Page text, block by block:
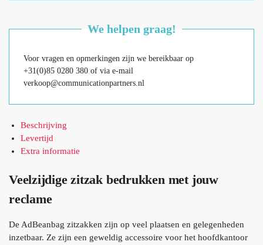
We helpen graag!
Voor vragen en opmerkingen zijn we bereikbaar op
+31(0)85 0280 380 of via e-mail
verkoop@communicationpartners.nl
Beschrijving
Levertijd
Extra informatie
Veelzijdige zitzak bedrukken met jouw
reclame
De AdBeanbag zitzakken zijn op veel plaatsen en gelegenheden
inzetbaar. Ze zijn een geweldig accessoire voor het hoofdkantoor